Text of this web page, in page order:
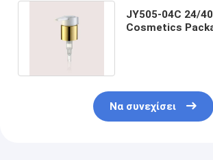
JY505-04C 24/
Cosmetics
Να συνεχίσει